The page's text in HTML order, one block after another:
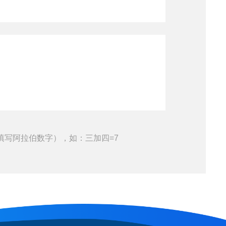
写阿拉伯数字），如：三加四=7